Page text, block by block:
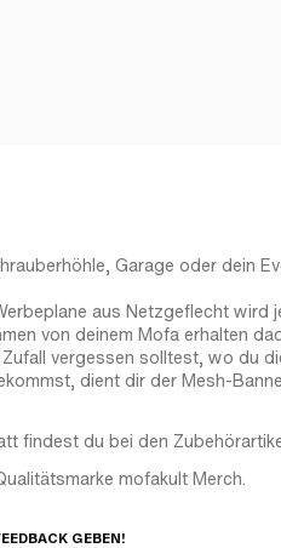
Garage oder dein
aus Netzgeflecht wird
von deinem Mofa erhalten
vergessen solltest, wo du
dient dir der Mesh-
findest du bei den
mofakult Merch.
GEBEN!